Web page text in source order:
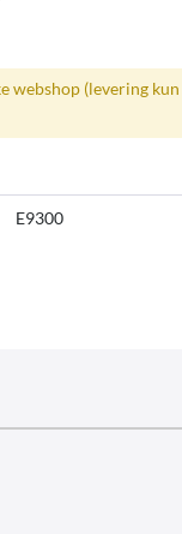
webshop (levering
E9300